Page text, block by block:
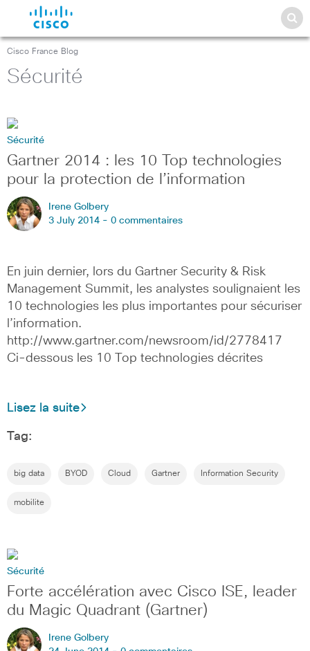
Cisco France Blog
Sécurité
Sécurité
Gartner 2014 : les 10 Top technologies
pour la protection de l’information
Irene Golbery
3 July 2014 - 0 commentaires
En juin dernier, lors du Gartner Security & Risk
Management Summit, les analystes soulignaient les
10 technologies les plus importantes pour sécuriser
l’information.
http://www.gartner.com/newsroom/id/2778417
Ci-dessous les 10 Top technologies décrites
Lisez la suite
Tag:
big data BYOD Cloud Gartner Information Security
mobilite
Sécurité
Forte accélération avec Cisco ISE, leader
du Magic Quadrant (Gartner)
Irene Golbery